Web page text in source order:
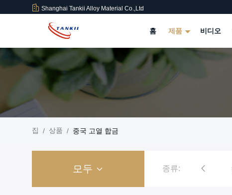
Shanghai Tankii Alloy Material Co.,Ltd
홈 제품 비디오
집 / 상품 / 중국 고열 합금
모두 종류:
구리 니켈 합금 와이어